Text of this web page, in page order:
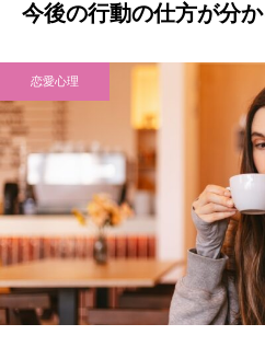
今後の行動の仕方が分か
恋愛心理